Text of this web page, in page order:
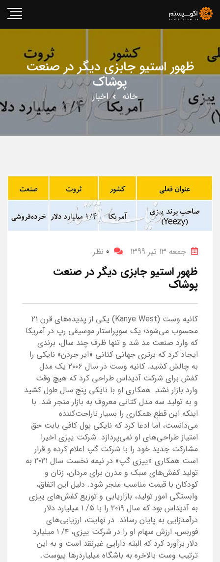
ظهور استیو جابزی دیگر در صنعت
پوشاک
خانه اخبار
جمعه 13 تیر 1399 0 نظر
ظهور استیو جابزی دیگر در صنعت
پوشاک
کانیه وست (Kanye West) یکی از پدیده‌های قرن ۲۱
محسوب می‌شود؛ یک سوپراستار موسیقی رپ در آمریکا
که وارد صنعت مد شد و تنها ظرف چند سال، برندی
ایجاد کرد که برتری جهانی کتانی «ایر جردن» نایکی را
به چالش کشید. کانیه وست در سال ۲۰۰۶ یک مدل
کفش برای شرکت آدیداس طراحی کرد که هیچ‌ وقت
وارد بازار نشد. همکاری او با نایکی پنج سال طول کشید
و به تولید سه مدل کتانی معروف به بازار منجر شد. با
اینکه این قطع همکاری را بسیار ناراحت‌کننده
می‌دانست، اما ادعا کرد که نایکی پول کافی بابت حق
امتیاز طراحی‌های او نمی‌پردازد. شرکت ییزی اخیرا
مشارکت جدید خود را با شرکت گپ اعلام کرده و قرار
است همکاری «ییزی گپ» در نیمه نخست سال ۲۰۲۱ به
تولید کفش‌های سبک و مدرن برای مردان، زنان و
کودکان با قیمت مناسب منجر شود. دلیل این اتفاق،
وابستگی امور تولید، بازاریابی و توزیع کفش‌های ییزی
به آدیداس بود که سال ۲۰۱۹ را با ۵/ ۱ میلیارد دلار
درآمدزایی به پایان رساند. در نهایت، ارزیابی‌های
فوربس، ارزش سهام او را در شرکت ییزی، ۴/ ۱ میلیارد
دلار برآورد کرد که البته دارایی غیرنقد است و به این
ترتیب وست بالاخره به باشگاه میلیاردرها پیوست.